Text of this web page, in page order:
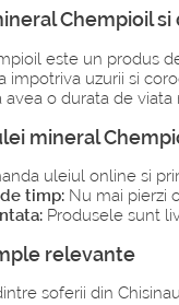
Chempioil
este un produs
impotriva uzurii si
avea o durata de
mineral
uleiul online si
timp: Nu mai pierzi
Produsele sunt
relevante
soferii din